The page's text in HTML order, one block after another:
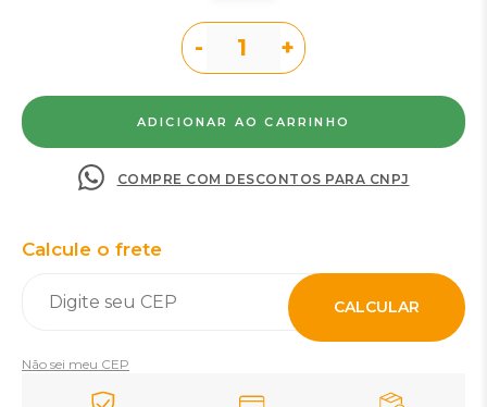
- +
COMPRE COM DESCONTOS PARA CNPJ
Calcule o frete
CALCULAR
Não sei meu CEP